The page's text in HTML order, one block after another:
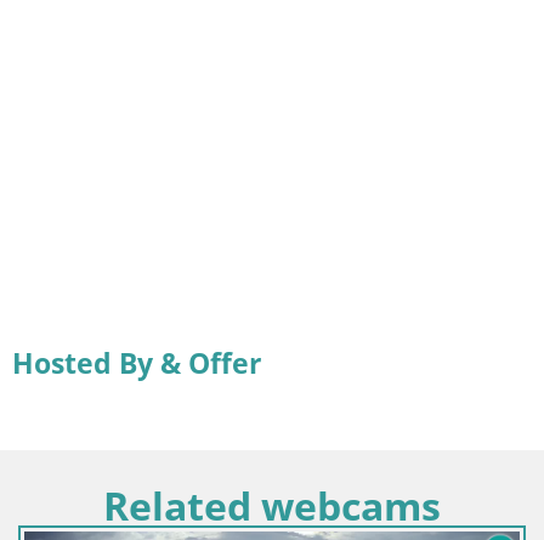
Hosted By & Offer
Related webcams